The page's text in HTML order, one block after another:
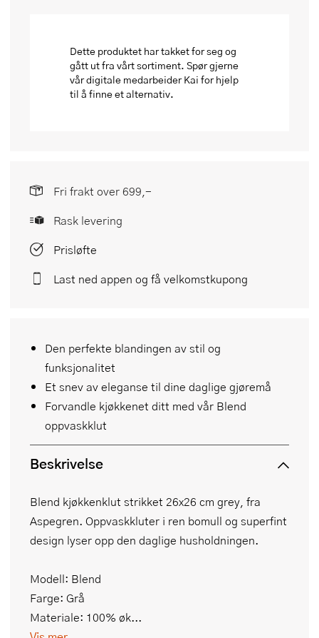
Dette produktet har takket for seg og
gått ut fra vårt sortiment. Spør gjerne
vår digitale medarbeider Kai for hjelp
til å finne et alternativ.
Den perfekte blandingen av stil og
funksjonalitet
Et snev av eleganse til dine daglige gjøremå
Forvandle kjøkkenet ditt med vår Blend
oppvaskklut
Beskrivelse
Blend kjøkkenklut strikket 26x26 cm grey, fra
Aspegren. Oppvaskkluter i ren bomull og superfint
design lyser opp den daglige husholdningen.
Modell: Blend
Farge: Grå
Materiale: 100% øk...
Fri frakt over 699,-
Rask levering
Prisløfte
Last ned appen og få velkomstkupong